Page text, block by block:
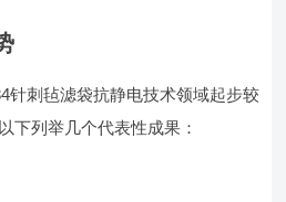
针刺毡滤袋抗静电技术领域起步较
下列举几个代表性成果：